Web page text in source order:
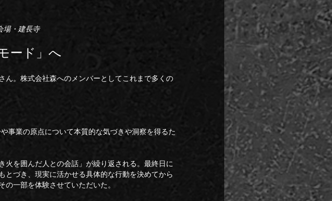
場・建長寺
ード」へ
ん。株式会社森へのメンバーとしてこれまで多くの
事業の原点について本質的な気づきや洞察を得るた
火を囲んだ人との会話」が繰り返される。最終日に
とづき、現実に活かせる具体的な行動を決めてから
一部を体験させていただいた。